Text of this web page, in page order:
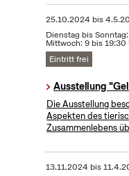
25.10.2024 bis
Dienstag bis
Mittwoch: 9 bis 19:30
Eintritt frei
Ausstellung
Die Ausstellung
Aspekten des
Zusammenlebens
13.11.2024 bis